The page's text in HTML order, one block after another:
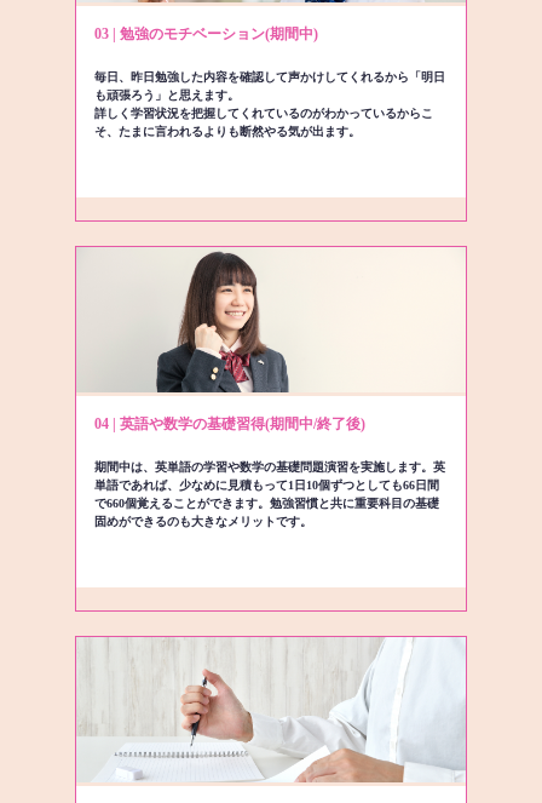
03 | 勉強のモチベーション(期間中)
毎日、昨日勉強した内容を確認して声かけしてくれるから「明日
も頑張ろう」と思えます。
詳しく学習状況を把握してくれているのがわかっているからこ
そ、たまに言われるよりも断然やる気が出ます。
04 | 英語や数学の基礎習得(期間中/終了後)
期間中は、英単語の学習や数学の基礎問題演習を実施します。英
単語であれば、少なめに見積もって1日10個ずつとしても66日間
で660個覚えることができます。勉強習慣と共に重要科目の基礎
固めができるのも大きなメリットです。